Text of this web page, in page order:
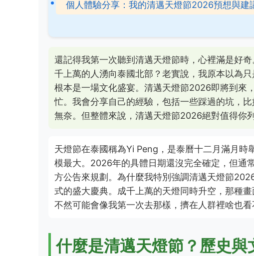
個人體驗分享：我的清邁天燈節2026預想與建
還記得我第一次聽到清邁天燈節時，心裡滿是好
千上萬的人湧向泰國北部？老實說，我原本以為
根本是一場文化盛宴。清邁天燈節2026即將到來
忙。我會分享自己的經驗，包括一些踩過的坑，
無奈。但整體來說，清邁天燈節2026絕對值得你
天燈節在泰國稱為Yi Peng，是泰曆十二月滿月時
模最大。2026年的具體日期還沒完全確定，但通
方公告來規劃。為什麼我特別強調清邁天燈節
式的盛大慶典。成千上萬的天燈同時升空，那種
不然可能會像我第一次去那樣，擠在人群裡啥也看
什麼是清邁天燈節？歷史